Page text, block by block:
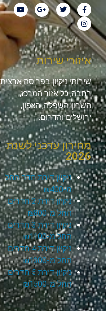
איזורי שירות
שירותי ניקיון בפריסה ארצית
רחבה, כל אזור המרכז,
השרון, השפלה, הצפון,
ירושלים והדרום.
מחירון עדכני לשנת
2026
ניקיון דירת חדר החל
מ-₪400
ניקיון דירת 2 חדרים
החל מ-₪800
ניקיון דירת 3 חדרים
החל מ-₪1100
ניקיון דירת 4 חדרים
החל מ-₪1300
ניקיון דירת 5 חדרים
החל מ-₪1500